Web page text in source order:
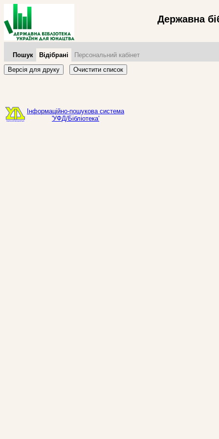
Державна
Пошук Відібрані
Персональний кабінет
Версія для друку
Очистити список
Інформаційно-пошукова система
'УФД/Бібліотека'